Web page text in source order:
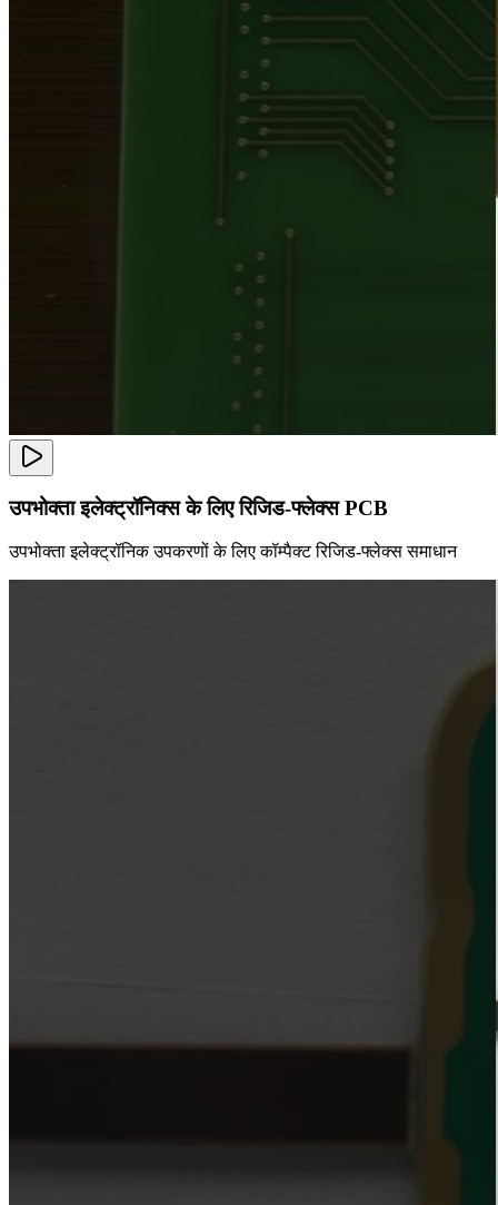
उपभोक्ता इलेक्ट्रॉनिक्स के लिए रिजिड-फ्लेक्स PCB
उपभोक्ता इलेक्ट्रॉनिक उपकरणों के लिए कॉम्पैक्ट रिजिड-फ्लेक्स समाधान